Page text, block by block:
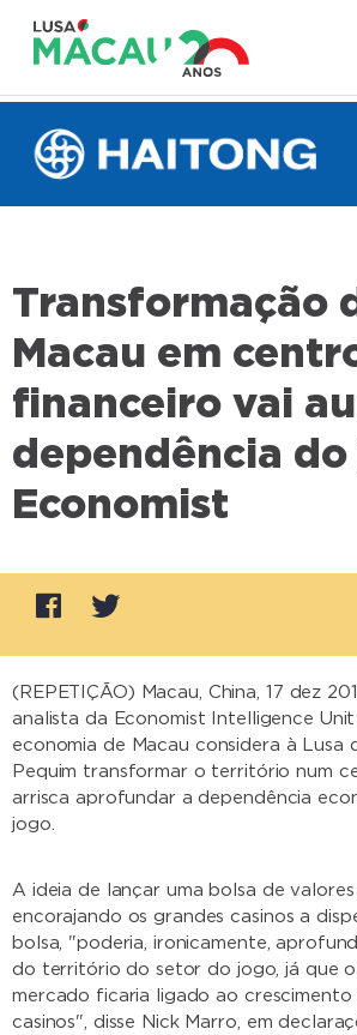
Transformação
Macau em
financeiro vai
dependência do
Economist
(REPETIÇÃO) Macau, China, 17 dez
analista da Economist Intelligence
economia de Macau considera à Lusa
Pequim transformar o território num
arrisca aprofundar a dependência
jogo.
A ideia de lançar uma bolsa de valores
encorajando os grandes casinos a
bolsa, "poderia, ironicamente,
do território do setor do jogo, já que
mercado ficaria ligado ao crescimento
casinos", disse Nick Marro, em